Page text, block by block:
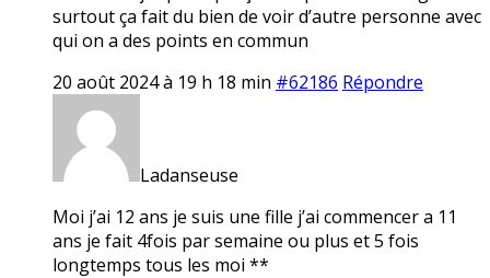
surtout ça fait du bien de voir d’autre personne avec
qui on a des points en commun
20 août 2024 à 19 h 18 min #62186 Répondre
Ladanseuse
Moi j’ai 12 ans je suis une fille j’ai commencer a 11
ans je fait 4fois par semaine ou plus et 5 fois
longtemps tous les moi **